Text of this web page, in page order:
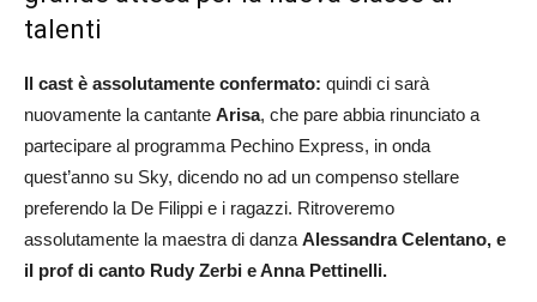
talenti
Il cast è assolutamente confermato: quindi ci sarà
nuovamente la cantante Arisa, che pare abbia rinunciato a
partecipare al programma Pechino Express, in onda
quest’anno su Sky, dicendo no ad un compenso stellare
preferendo la De Filippi e i ragazzi. Ritroveremo
assolutamente la maestra di danza Alessandra Celentano, e
iI prof di canto Rudy Zerbi e Anna Pettinelli.